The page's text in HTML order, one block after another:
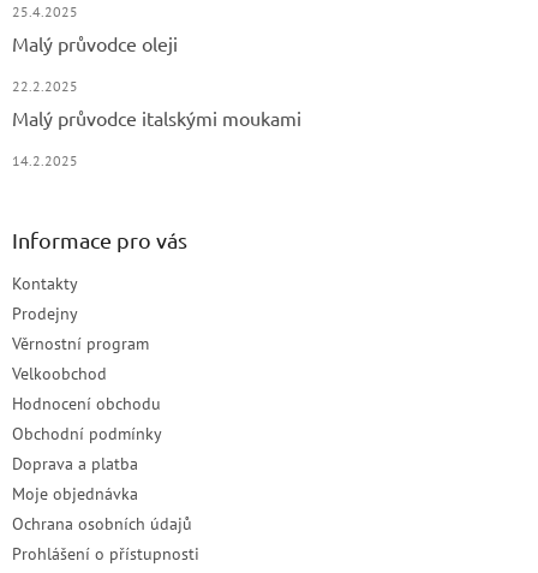
25.4.2025
Malý průvodce oleji
22.2.2025
Malý průvodce italskými moukami
14.2.2025
Informace pro vás
Kontakty
Prodejny
Věrnostní program
Velkoobchod
Hodnocení obchodu
Obchodní podmínky
Doprava a platba
Moje objednávka
Ochrana osobních údajů
Prohlášení o přístupnosti